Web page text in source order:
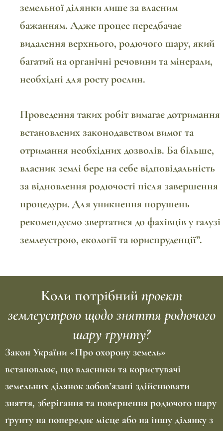
земельної ділянки лише за власним
бажанням. Адже процес передбачає
видалення верхнього, родючого шару, який
багатий на органічні речовини та мінерали,
необхідні для росту рослин.
Проведення таких робіт вимагає дотримання
встановлених законодавством вимог та
отримання необхідних дозволів. Ба більше,
власник землі бере на себе відповідальність
за відновлення родючості після завершення
процедури. Для уникнення порушень
рекомендуємо звертатися до фахівців у галузі
землеустрою, екології та юриспруденції”.
Коли потрібнийпроєкт
землеустрою щодо зняття родючого
шару ґрунту?
Закон України «Про охорону земель»
встановлює, що власники та користувачі
земельних ділянок зобов’язані здійснювати
зняття, зберігання та повернення родючого шару
ґрунту на попереднє місце або на іншу ділянку з